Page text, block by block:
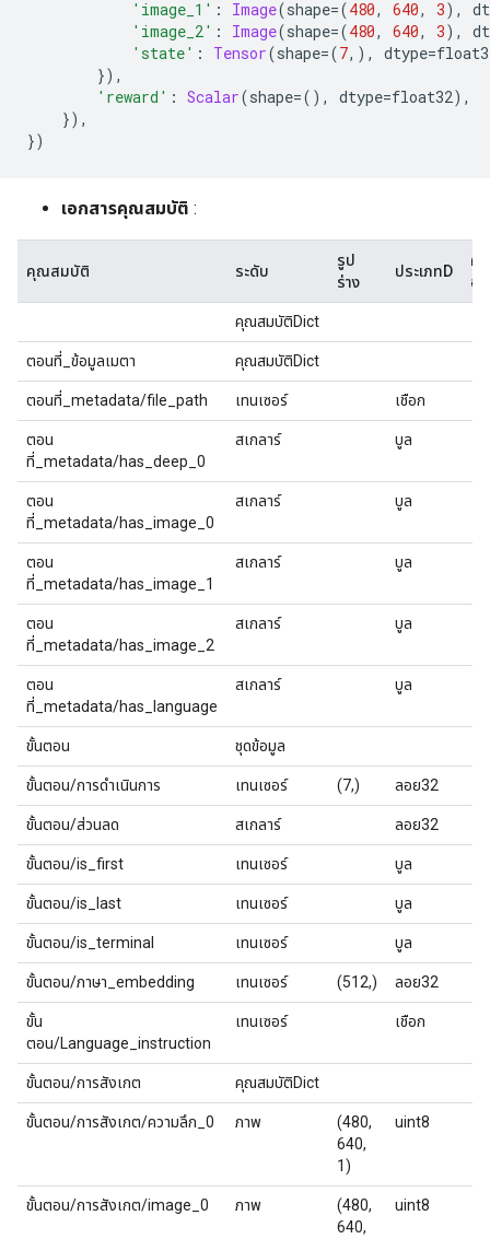
'image_1' : Image(shape=(480, 640, 3),
'image_2' : Image(shape=(480, 640, 3),
'state' : Tensor(shape=(7,), dtype=
}),
'reward' : Scalar(shape=(), dtype=float32),
}),
})
เอกสารคุณสมบัติ :
คุณสมบัติ ระดับ
รูป
ร่าง
ประเภทD
คำ
อ
คุณสมบัติDict
ตอนที่_ข้อมูลเมตา คุณสมบัติDict
ตอนที่_metadata/file_path เทนเซอร์ เชือก
ตอน
ที่_metadata/has_deep_0
สเกลาร์ บูล
ตอน
ที่_metadata/has_image_0
สเกลาร์ บูล
ตอน
ที่_metadata/has_image_1
สเกลาร์ บูล
ตอน
ที่_metadata/has_image_2
สเกลาร์ บูล
ตอน
ที่_metadata/has_language
สเกลาร์ บูล
ขั้นตอน ชุดข้อมูล
ขั้นตอน/การดำเนินการ เทนเซอร์ (7,) ลอย32
ขั้นตอน/ส่วนลด สเกลาร์ ลอย32
ขั้นตอน/is_first เทนเซอร์ บูล
ขั้นตอน/is_last เทนเซอร์ บูล
ขั้นตอน/is_terminal เทนเซอร์ บูล
ขั้นตอน/ภาษา_embedding เทนเซอร์ (512,) ลอย32
ขั้น
ตอน/Language_instruction
เทนเซอร์ เชือก
ขั้นตอน/การสังเกต คุณสมบัติDict
ขั้นตอน/การสังเกต/ความลึก_0 ภาพ
(480,
640,
1)
uint8
ขั้นตอน/การสังเกต/image_0 ภาพ
(480,
640,
uint8